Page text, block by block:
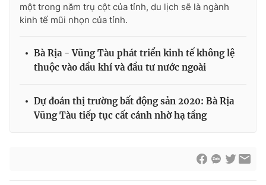
Cơ quan chủ quản:Đài Truyền hình Việt Nam
Thời báo VTV
cấp ngày 29/12/2023
Tổng Biên tập:Vũ Thanh Thủy
Nguyễn Trọng Ninh
Tổng đài VTV:024.38 355 931 - 024.38 355 932
một trong năm trụ cột của tỉnh, du lịch sẽ là ngành
kinh tế mũi nhọn của tỉnh.
Bà Rịa - Vũng Tàu phát triển kinh tế không lệ
thuộc vào dầu khí và đầu tư nước ngoài
Dự đoán thị trường bất động sản 2020: Bà Rịa
Vũng Tàu tiếp tục cất cánh nhờ hạ tầng